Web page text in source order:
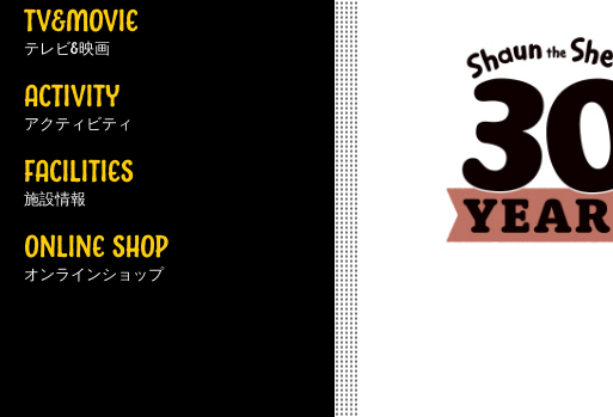
TV&MOVIE
テレビ&映画
ACTIVITY
アクティビティ
FACILITIES
施設情報
ONLINE SHOP
オンラインショップ